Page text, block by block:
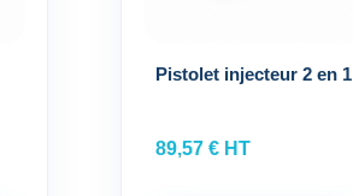
Pistolet injecteur 2 en 1
89,57 € HT